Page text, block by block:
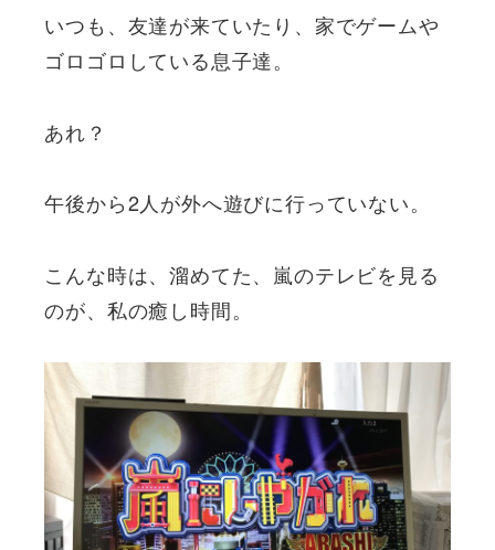
いつも、友達が来ていたり、家でゲームや
ゴロゴロしている息子達。
あれ？
午後から2人が外へ遊びに行っていない。
こんな時は、溜めてた、嵐のテレビを見る
のが、私の癒し時間。